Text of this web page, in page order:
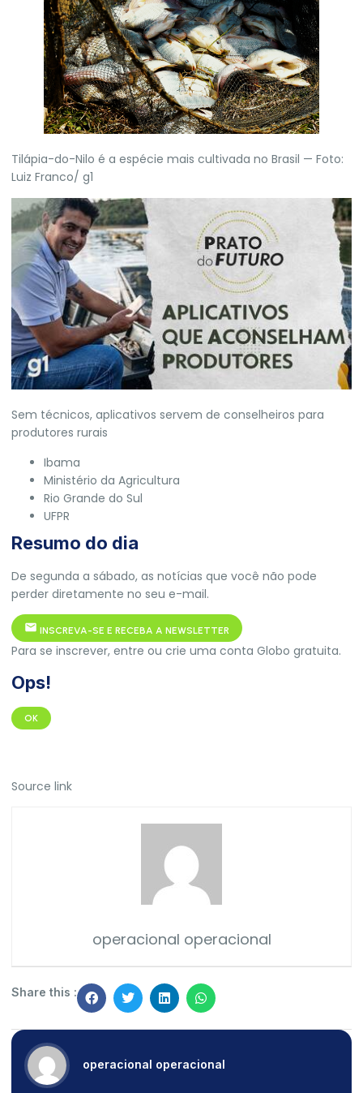
Tilápia-do-Nilo é a espécie mais cultivada no Brasil — Foto:
Luiz Franco/ g1
Sem técnicos, aplicativos servem de conselheiros para
produtores rurais
Ibama
Ministério da Agricultura
Rio Grande do Sul
UFPR
Resumo do dia
De segunda a sábado, as notícias que você não pode
perder diretamente no seu e-mail.
INSCREVA-SE E RECEBA A NEWSLETTER
Para se inscrever, entre ou crie uma conta Globo gratuita.
Ops!
OK
Source link
operacional operacional
Share this :
operacional operacional